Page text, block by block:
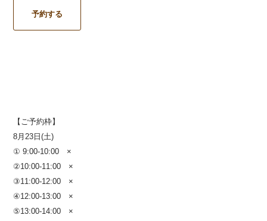
予約する
【ご予約枠】
8月23日(土)
① 9:00-10:00 ×
②10:00-11:00 ×
③11:00-12:00 ×
④12:00-13:00 ×
⑤13:00-14:00 ×